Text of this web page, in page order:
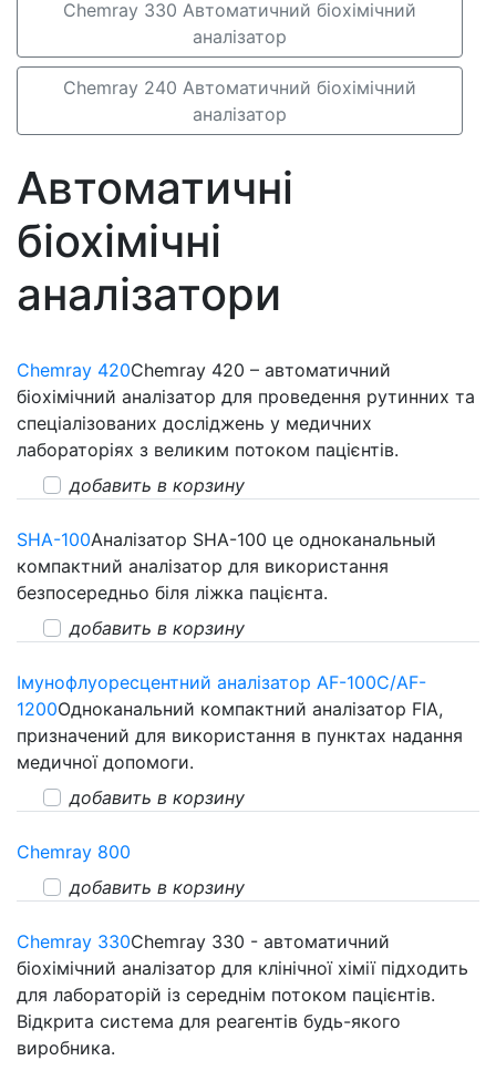
Chemray 330 Автоматичний біохімічний
аналізатор
Chemray 240 Автоматичний біохімічний
аналізатор
Автоматичні
біохімічні
аналізатори
Chemray 420Chemray 420 – автоматичний
біохімічний аналізатор для проведення рутинних та
спеціалізованих досліджень у медичних
лабораторіях з великим потоком пацієнтів.
добавить в корзину
SHA-100Аналізатор SHA-100 це одноканальный
компактний аналізатор для використання
безпосередньо біля ліжка пацієнта.
добавить в корзину
Імунофлуоресцентний аналізатор AF-100C/AF-
1200Одноканальний компактний аналізатор FIA,
призначений для використання в пунктах надання
медичної допомоги.
добавить в корзину
Chemray 800
добавить в корзину
Chemray 330Chemray 330 - автоматичний
біохімічний аналізатор для клінічної хімії підходить
для лабораторій із середнім потоком пацієнтів.
Відкрита система для реагентів будь-якого
виробника.